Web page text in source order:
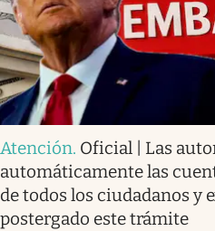
Atención. Oficial | Las
automáticamente las
de todos los ciudadanos y
postergado este trámite